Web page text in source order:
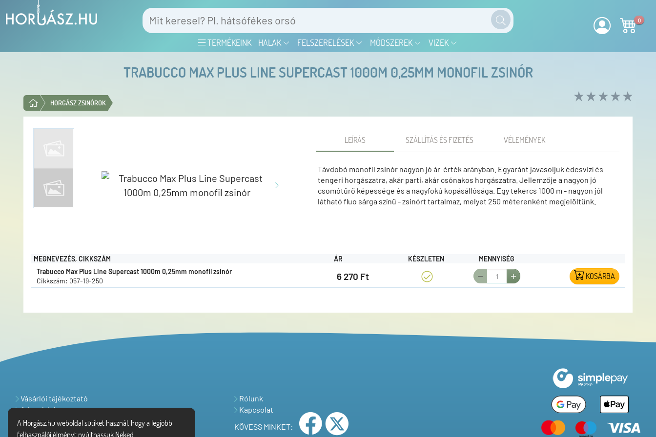
A Horgász.hu weboldal sütiket használ, hogy a legjobb
felhasználói élményt nyújthassuk Neked.
TERMÉKEINK HALAK FELSZERELÉSEK MÓDSZEREK VIZEK
0
TRABUCCO MAX PLUS LINE SUPERCAST 1000M 0,25MM MONOFIL ZSINÓR
HORGÁSZ ZSINÓROK
LEÍRÁS SZÁLLÍTÁS ÉS FIZETÉS VÉLEMÉNYEK
Távdobó monofil zsinór nagyon jó ár-érték arányban. Egyaránt javasoljuk édesvizí és
tengeri horgászatra, akár parti, akár csónakos horgászatra. Jellemzője a nagyon jó
csomótűrő képessége és a nagyfokú kopásállósága. Egy tekercs 1000 m - nagyon jól
látható fluo sárga színű - zsinórt tartalmaz, melyet 250 méterenként megjelöltünk.
MEGNEVEZÉS, CIKKSZÁM ÁR KÉSZLETEN
MENNYISÉG
Trabucco Max Plus Line Supercast 1000m 0,25mm monofil zsinór
Cikkszám: 057-19-250
6 270 Ft KOSÁRBA
Vásárlói tájékoztató
Adatvédelem
Rólunk
Kapcsolat
KÖVESS MINKET: